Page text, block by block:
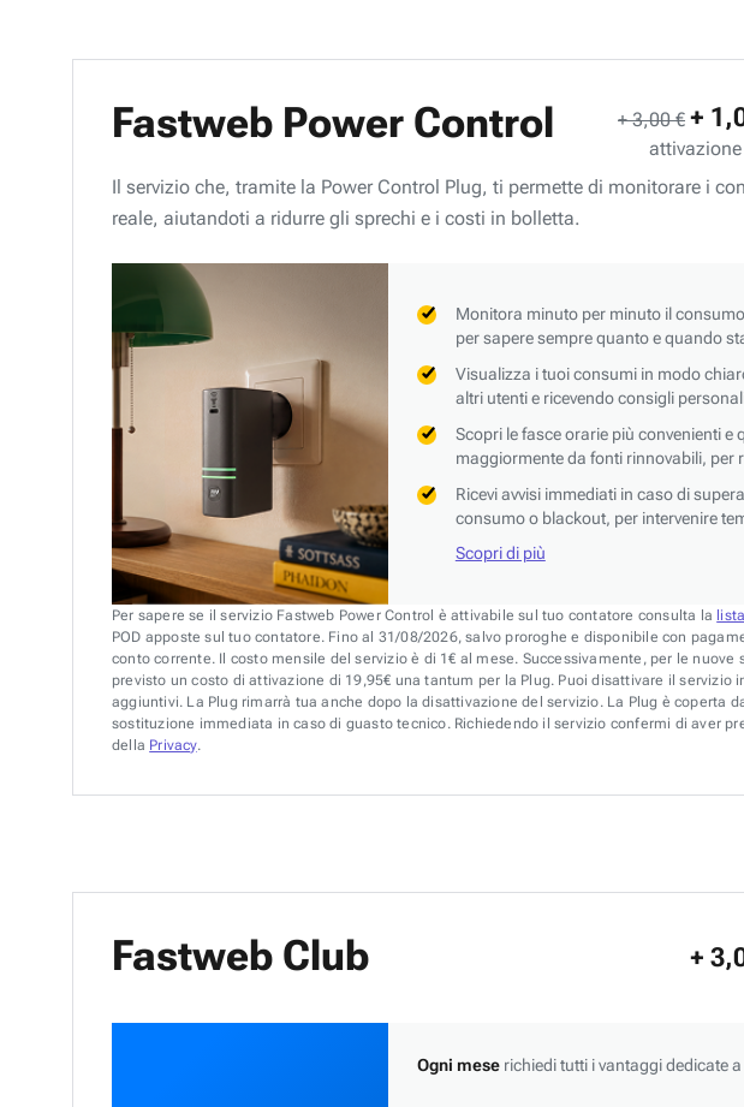
Fastweb Power Control + 3,00 € +
Il servizio che, tramite la Power Control Plug, ti permette di monitorare i
reale, aiutandoti a ridurre gli sprechi e i costi in bolletta.
Monitora minuto per minuto il
per sapere sempre quanto e quando
Visualizza i tuoi consumi in modo
altri utenti e ricevendo consigli
Scopri le fasce orarie più convenienti e
maggiormente da fonti rinnovabili, per
Ricevi avvisi immediati in caso di
consumo o blackout, per intervenire
Scopri di più
Per sapere se il servizio Fastweb Power Control è attivabile sul tuo contatore consulta la
POD apposte sul tuo contatore. Fino al 31/08/2026, salvo proroghe e disponibile con
conto corrente. Il costo mensile del servizio è di 1€ al mese. Successivamente, per le nuove
previsto un costo di attivazione di 19,95€ una tantum per la Plug. Puoi disattivare il servizio
aggiuntivi. La Plug rimarrà tua anche dopo la disattivazione del servizio. La Plug è coperta
sostituzione immediata in caso di guasto tecnico. Richiedendo il servizio confermi di aver
della Privacy.
Fastweb Club +
Ogni meserichiedi tutti i vantaggi dedicate